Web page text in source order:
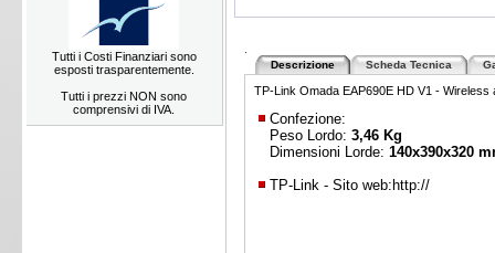
Tutti i Costi Finanziari sono
esposti trasparentemente.
Tutti i prezzi NON sono
comprensivi di IVA.
Descrizione Scheda Tecnica
TP-Link Omada EAP690E HD V1 -
Confezione:
Peso Lordo: 3,46 Kg
Dimensioni Lorde: 140x390x320
TP-Link - Sito web: http://